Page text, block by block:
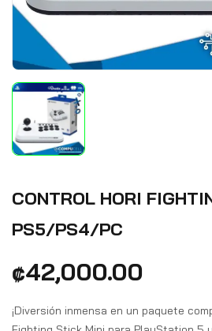
CONTROL HORI
PS5/PS4/PC
₡42,000.00
¡Diversión inmensa en un paquete